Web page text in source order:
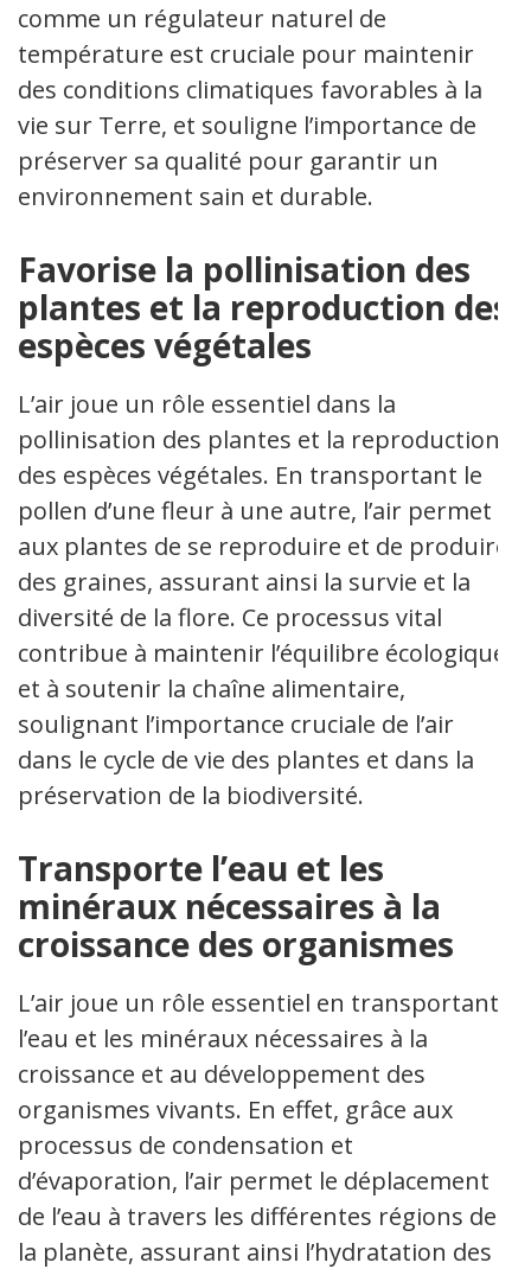
comme un régulateur naturel de
température est cruciale pour maintenir
des conditions climatiques favorables à la
vie sur Terre, et souligne l’importance de
préserver sa qualité pour garantir un
environnement sain et durable.
Favorise la pollinisation des
plantes et la reproduction des
espèces végétales
L’air joue un rôle essentiel dans la
pollinisation des plantes et la reproduction
des espèces végétales. En transportant le
pollen d’une fleur à une autre, l’air permet
aux plantes de se reproduire et de produire
des graines, assurant ainsi la survie et la
diversité de la flore. Ce processus vital
contribue à maintenir l’équilibre écologique
et à soutenir la chaîne alimentaire,
soulignant l’importance cruciale de l’air
dans le cycle de vie des plantes et dans la
préservation de la biodiversité.
Transporte l’eau et les
minéraux nécessaires à la
croissance des organismes
L’air joue un rôle essentiel en transportant
l’eau et les minéraux nécessaires à la
croissance et au développement des
organismes vivants. En effet, grâce aux
processus de condensation et
d’évaporation, l’air permet le déplacement
de l’eau à travers les différentes régions de
la planète, assurant ainsi l’hydratation des